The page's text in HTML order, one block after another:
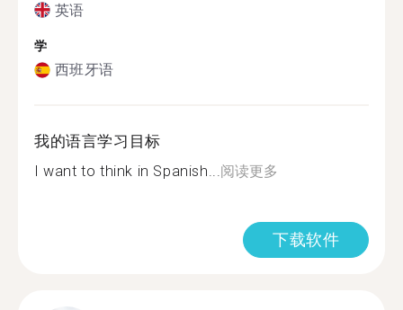
英语
学
西班牙语
我的语言学习目标
I want to think in Spanish...阅读更多
下载软件